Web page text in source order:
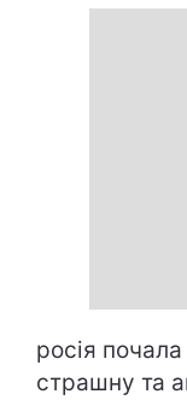
росія
страшну та